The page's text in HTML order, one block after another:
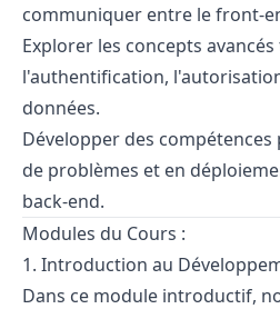
communiquer entre le front-
Explorer les concepts
l'authentification,
données.
Développer des
de problèmes et en
back-end.
Modules du Cours :
1. Introduction au
Dans ce module introductif,